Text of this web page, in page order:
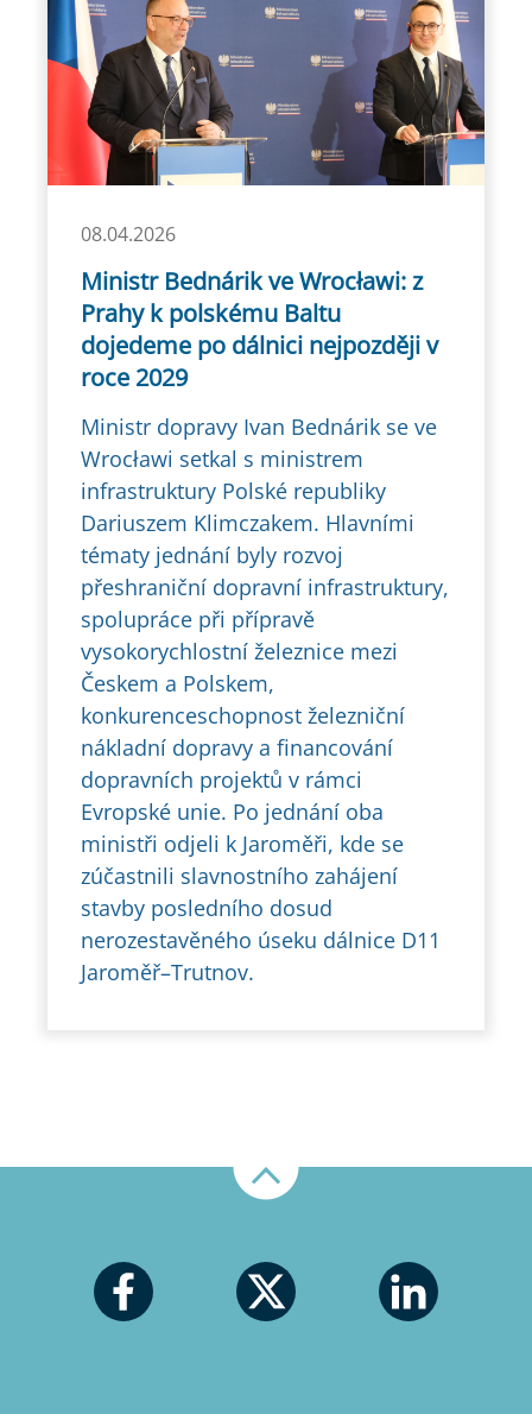
08.04.2026
Ministr Bednárik ve Wrocławi: z
Prahy k polskému Baltu
dojedeme po dálnici nejpozději v
roce 2029
Ministr dopravy Ivan Bednárik se ve
Wrocławi setkal s ministrem
infrastruktury Polské republiky
Dariuszem Klimczakem. Hlavními
tématy jednání byly rozvoj
přeshraniční dopravní infrastruktury,
spolupráce při přípravě
vysokorychlostní železnice mezi
Českem a Polskem,
konkurenceschopnost železniční
nákladní dopravy a financování
dopravních projektů v rámci
Evropské unie. Po jednání oba
ministři odjeli k Jaroměři, kde se
zúčastnili slavnostního zahájení
stavby posledního dosud
nerozestavěného úseku dálnice D11
Jaroměř–Trutnov.